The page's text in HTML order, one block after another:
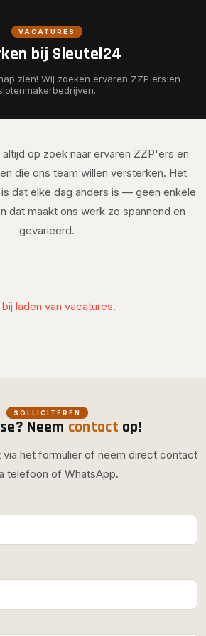
VACATURES
bij Sleutel24
zien! Wij zoeken ervaren ZZP'ers en
altijd op zoek naar ervaren ZZP'ers en
die ons team willen versterken. Het
dat elke dag anders is — geen enkele
dat maakt ons werk zo spannend en
gevarieerd.
bij laden van vacatures.
SOLLICITEREN
Neem contact op!
via het formulier of neem direct contact
telefoon of WhatsApp.